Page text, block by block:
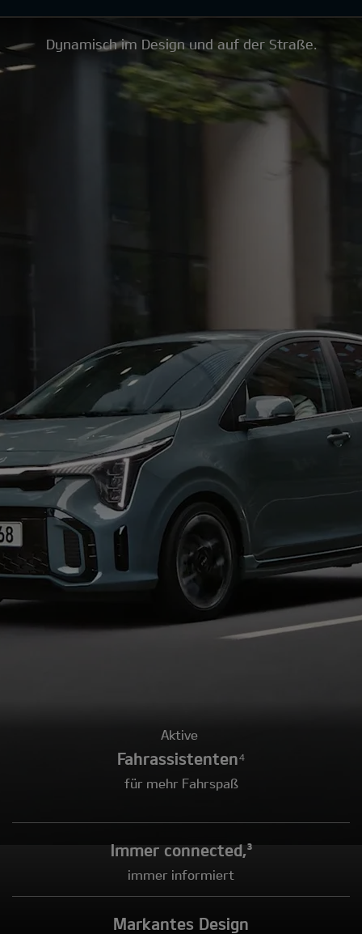
Dynamisch im Design und auf der Straße.
Aktive
Fahrassistenten⁴
für mehr Fahrspaß
Immer connected,³
immer informiert
Markantes Design